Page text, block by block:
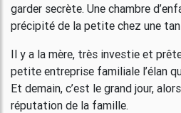
garder secrète. Une chambre
précipité de la petite chez une
Il y a la mère, très investie et
petite entreprise familiale l’élan
Et demain, c’est le grand jour,
réputation de la famille.